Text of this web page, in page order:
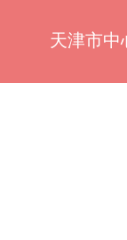
天津市中